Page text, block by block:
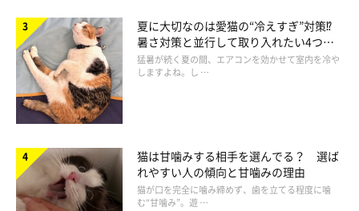
＠leopard.houseさんの愛猫たちからの評判も上々♪表情から
も、とてもリラックスしていることがうかがえます。
夏に大切なのは愛猫の“冷えすぎ”対策⁉
暑さ対策と並行して取り入れたい4つの
工夫
猛暑が続く夏の間、エアコンを効かせて室内を冷や
しますよね。し …
猫は甘噛みする相手を選んでる？ 選ば
れやすい人の傾向と甘噛みの理由
猫が口を完全に噛み締めず、歯を立てる程度に噛
む“甘噛み”。遊 …